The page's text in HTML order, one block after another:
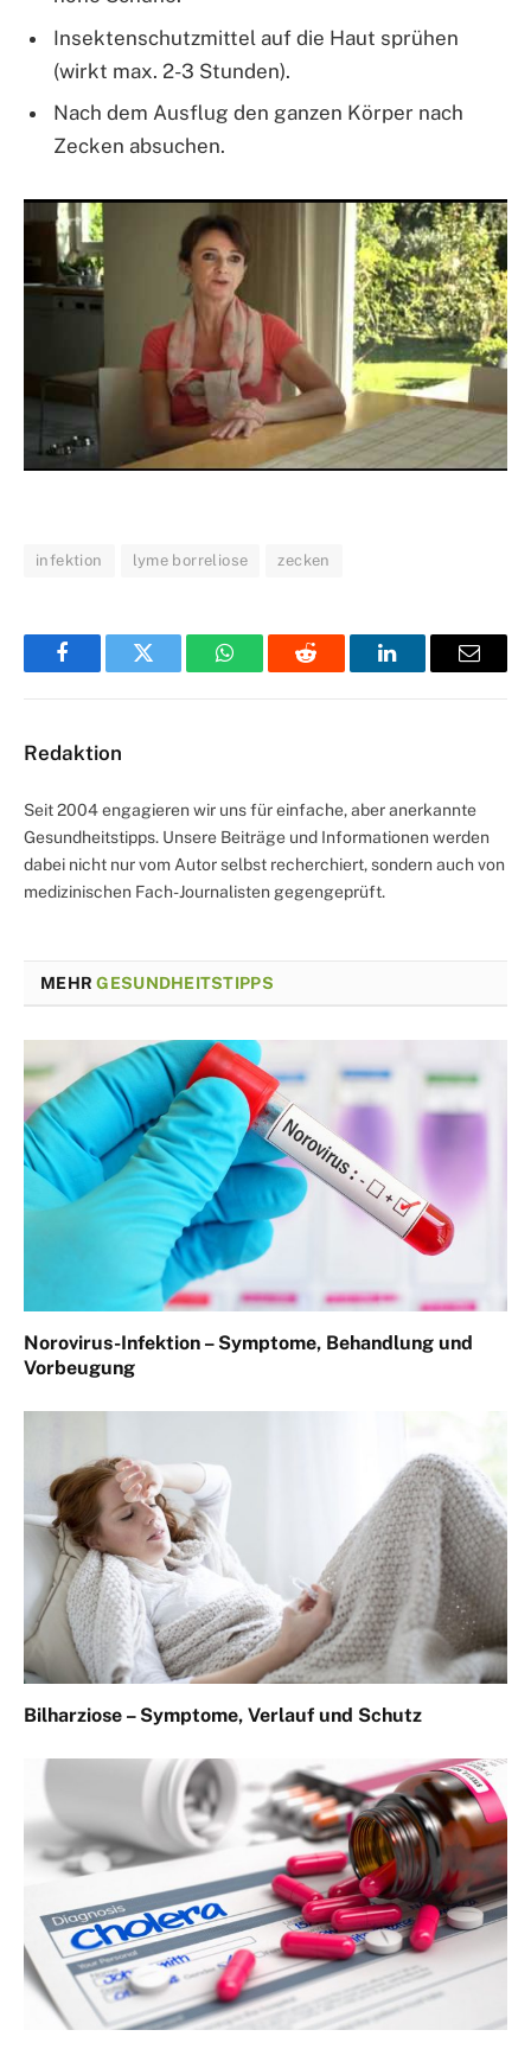
Insektenschutzmittel auf die Haut sprühen
(wirkt max. 2-3 Stunden).
Nach dem Ausflug den ganzen Körper nach
Zecken absuchen.
infektion lyme borreliose zecken
FacebookTwitter WhatsAppReddit LinkedInEmail
Redaktion
Seit 2004 engagieren wir uns für einfache, aber anerkannte
Gesundheitstipps. Unsere Beiträge und Informationen werden
dabei nicht nur vom Autor selbst recherchiert, sondern auch von
medizinischen Fach-Journalisten gegengeprüft.
MEHRGESUNDHEITSTIPPS
Norovirus-Infektion – Symptome, Behandlung und
Vorbeugung
Bilharziose – Symptome, Verlauf und Schutz